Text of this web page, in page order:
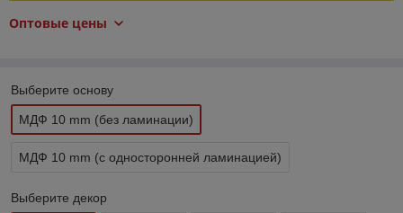
Оптовые цены
Выберите основу
МДФ 10 mm (без ламинации)
МДФ 10 mm (с односторонней ламинацией)
Выберите декор